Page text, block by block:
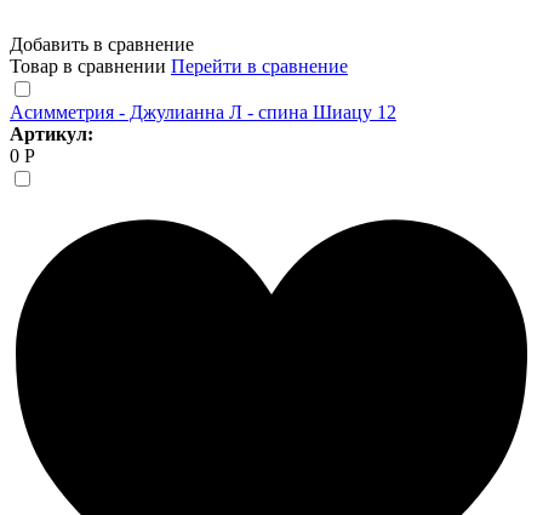
Добавить в сравнение
Товар в сравнении Перейти в сравнение
Асимметрия - Джулианна Л - спина Шиацу 12
Артикул:
0 Р